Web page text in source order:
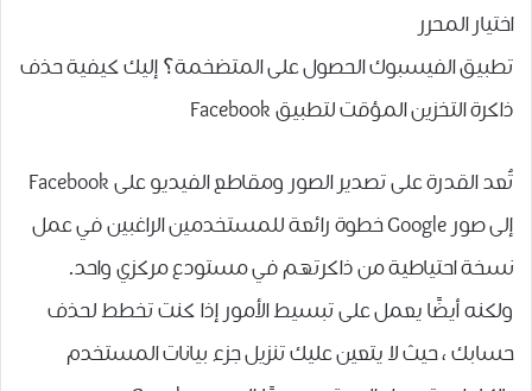
اختيار المحرر
تطبيق الفيسبوك الحصول على المتضخمة؟ إليك كيفية حذف
ذاكرة التخزين المؤقت لتطبيق Facebook
تُعد القدرة على تصدير الصور ومقاطع الفيديو على Facebook
إلى صور Google خطوة رائعة للمستخدمين الراغبين في عمل
نسخة احتياطية من ذاكرتهم في مستودع مركزي واحد.
ولكنه أيضًا يعمل على تبسيط الأمور إذا كنت تخطط لحذف
حسابك ، حيث لا يتعين عليك تنزيل جزء بيانات المستخدم